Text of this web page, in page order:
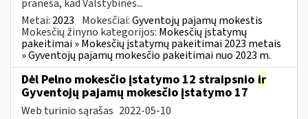
praneša, kad Valstybinės...
Metai: 2023 Mokesčiai:Gyventojų pajamų mokestis
Mokesčių žinyno kategorijos: Mokesčių įstatymų
pakeitimai » Mokesčių įstatymų pakeitimai 2023 metais
» Gyventojų pajamų mokesčio pakeitimai nuo 2023 m.
Dėl Pelno mokesčio įstatymo 12 straipsnio ir
Gyventojų pajamų mokesčio įstatymo 17
Web turinio sąrašas 2022-05-10